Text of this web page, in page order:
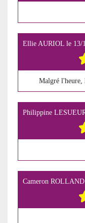
Ellie AURIOL le 13/
Malgré l'heure,
Philippine
Cameron ROLLAND